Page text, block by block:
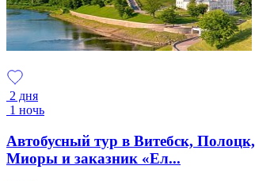
2 дня
1 ночь
Автобусный тур в Витебск, Полоцк,
Миоры и заказник «Ел...